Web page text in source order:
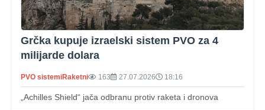
Grčka kupuje izraelski sistem PVO za 4
milijarde dolara
PVO sistemiRaketni 163 27.07.2026 18:16
„Achilles Shield“ jača odbranu protiv raketa i dronova